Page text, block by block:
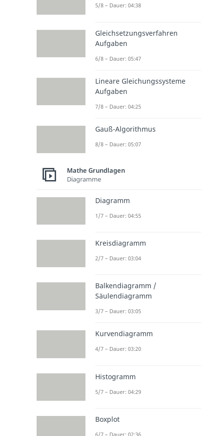
5/8 – Dauer: 04:38
Gleichsetzungsverfahren
Aufgaben
6/8 – Dauer: 05:47
Lineare Gleichungssysteme
Aufgaben
7/8 – Dauer: 04:25
Gauß-Algorithmus
8/8 – Dauer: 05:07
Mathe Grundlagen
Diagramme
Diagramm
1/7 – Dauer: 04:55
Kreisdiagramm
2/7 – Dauer: 03:04
Balkendiagramm /
Säulendiagramm
3/7 – Dauer: 03:05
Kurvendiagramm
4/7 – Dauer: 03:20
Histogramm
5/7 – Dauer: 04:29
Boxplot
6/7 – Dauer: 02:36